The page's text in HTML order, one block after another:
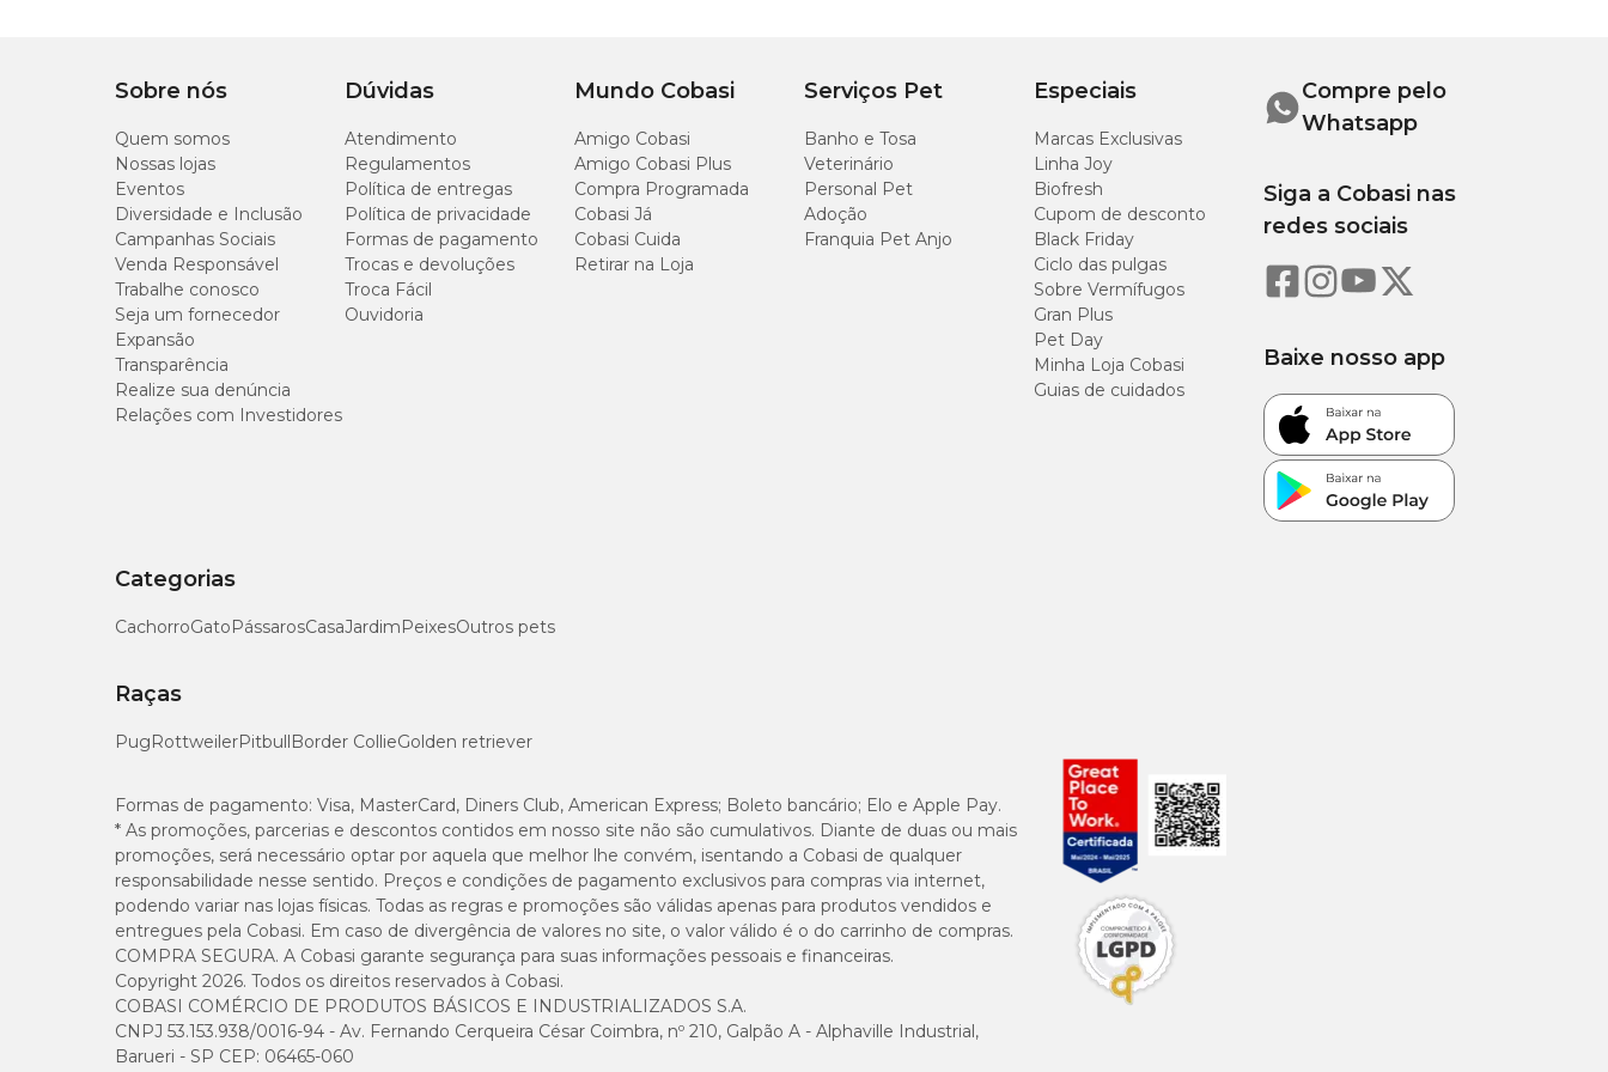
Você encontra o Brinquedo Escada Ponte para Calopsita Animalíssimo com preço
especial aqui na Cobasi! Compre pelo site, aplicativo ou em uma
de nossas
. Confira também nossa linha completa deAcessórios e Brinquedos
para pets e proporcione mais diversão, conforto e bem-
estar ao seu companheiro!
Sobre nós
Quem somos
Nossas lojas
Eventos
Diversidade e Inclusão
Campanhas Sociais
Venda Responsável
Trabalhe conosco
Seja um fornecedor
Expansão
Transparência
Realize sua denúncia
Relações com Investidores
Dúvidas
Atendimento
Regulamentos
Política de entregas
Política de privacidade
Formas de pagamento
Trocas e devoluções
Troca Fácil
Ouvidoria
Mundo Cobasi
Amigo Cobasi
Amigo Cobasi Plus
Compra Programada
Cobasi Já
Cobasi Cuida
Retirar na Loja
Serviços Pet
Banho e Tosa
Veterinário
Personal Pet
Adoção
Franquia Pet Anjo
Especiais
Marcas Exclusivas
Linha Joy
Biofresh
Cupom de desconto
Black Friday
Ciclo das pulgas
Sobre Vermífugos
Gran Plus
Pet Day
Minha Loja Cobasi
Guias de cuidados
Categorias
CachorroGatoPássarosCasaJardimPeixesOutros pets
Raças
PugRottweilerPitbullBorder CollieGolden retriever
Compre pelo
Whatsapp
Siga a Cobasi nas
redes sociais
Baixe nosso app
Formas de pagamento: Visa, MasterCard, Diners Club, American Express; Boleto bancário; Elo e Apple Pay.
* As promoções, parcerias e descontos contidos em nosso site não são cumulativos. Diante de duas ou mais
promoções, será necessário optar por aquela que melhor lhe convém, isentando a Cobasi de qualquer
responsabilidade nesse sentido. Preços e condições de pagamento exclusivos para compras via internet,
podendo variar nas lojas físicas. Todas as regras e promoções são válidas apenas para produtos vendidos e
entregues pela Cobasi. Em caso de divergência de valores no site, o valor válido é o do carrinho de compras.
COMPRA SEGURA. A Cobasi garante segurança para suas informações pessoais e financeiras.
Copyright 2026. Todos os direitos reservados à Cobasi.
COBASI COMÉRCIO DE PRODUTOS BÁSICOS E INDUSTRIALIZADOS S.A.
CNPJ 53.153.938/0016-94 - Av. Fernando Cerqueira César Coimbra, nº 210, Galpão A - Alphaville Industrial,
Barueri - SP CEP: 06465-060